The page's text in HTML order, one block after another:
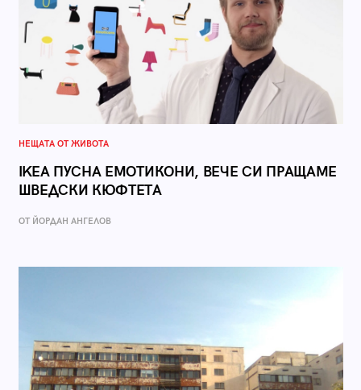
НЕЩАТА ОТ ЖИВОТА
IKEA ПУСНА ЕМОТИКОНИ, ВЕЧЕ СИ ПРАЩАМЕ
ШВЕДСКИ КЮФТЕТА
ОТ ЙОРДАН АНГЕЛОВ